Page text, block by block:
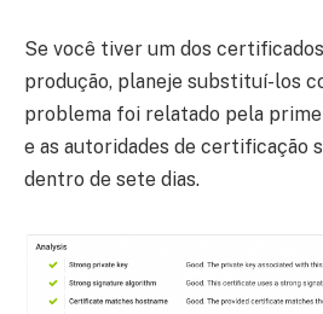
Se você tiver um dos
produção, planeje substituí-los
problema foi relatado pela
e as autoridades de certificação
dentro de sete dias.